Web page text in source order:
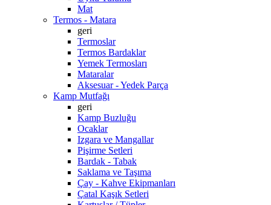
Mat
Termos - Matara
geri
Termoslar
Termos Bardaklar
Yemek Termosları
Mataralar
Aksesuar - Yedek Parça
Kamp Mutfağı
geri
Kamp Buzluğu
Ocaklar
Izgara ve Mangallar
Pişirme Setleri
Bardak - Tabak
Saklama ve Taşıma
Çay - Kahve Ekipmanları
Çatal Kaşık Setleri